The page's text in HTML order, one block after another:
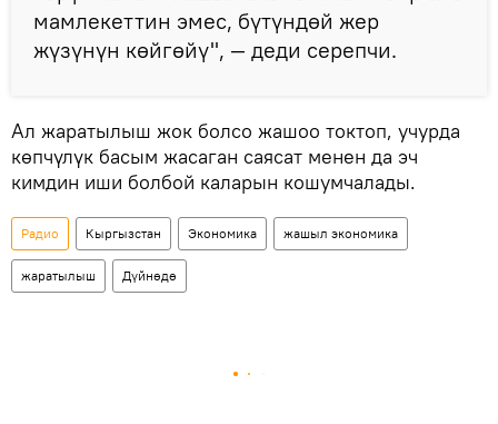
мамлекеттин эмес, бүтүндөй жер
жүзүнүн көйгөйү", — деди серепчи.
Ал жаратылыш жок болсо жашоо токтоп, учурда
көпчүлүк басым жасаган саясат менен да эч
кимдин иши болбой каларын кошумчалады.
Радио Кыргызстан Экономика жашыл экономика
жаратылыш Дүйнөдө